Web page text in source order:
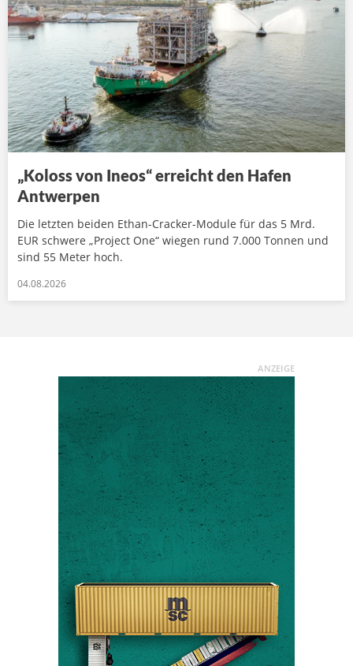
„Koloss von Ineos“ erreicht den Hafen
Antwerpen
Die letzten beiden Ethan-Cracker-Module für das 5 Mrd.
EUR schwere „Project One“ wiegen rund 7.000 Tonnen und
sind 55 Meter hoch.
04.08.2026
ANZEIGE